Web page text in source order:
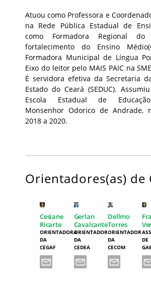
Atuou como Professora e
na Rede Pública Estadual de
como Formadora Regional do
fortalecimento do Ensino
Formadora Municipal de Língua
Eixo do leitor pelo MAIS PAIC na
É servidora efetiva da Secretaria
Estado do Ceará (SEDUC).
Escola Estadual de
Monsenhor Odorico de Andrade,
2018 a 2020.
Orientadores(as) de
Cesiane
Ricarte
ORIENTADORA
DA
CEGAF
Gerlan
Cavalcante
ORIENTADOR
DA
CEDEA
Dellmo
Torres
ORIENTADOR
DA
CECOM
DE